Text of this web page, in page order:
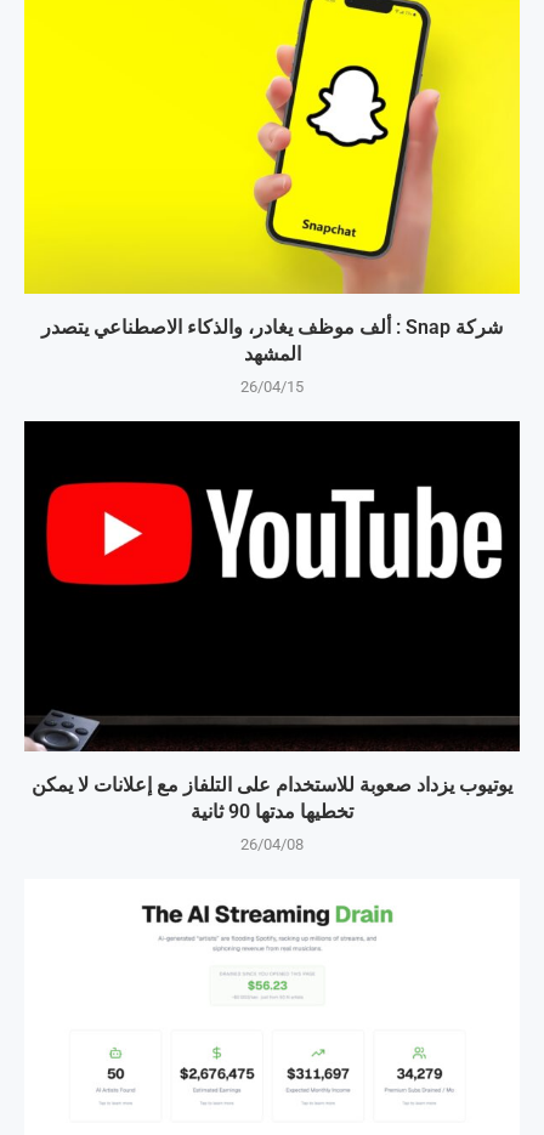
شركة Snap : ألف موظف يغادر، والذكاء الاصطناعي يتصدر
المشهد
26/04/15
يوتيوب يزداد صعوبة للاستخدام على التلفاز مع إعلانات لا يمكن
تخطيها مدتها 90 ثانية
26/04/08